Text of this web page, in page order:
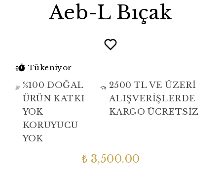
Aeb-L Bıçak
Tükeniyor
%100 DOĞAL
ÜRÜN KATKI
YOK
KORUYUCU
YOK
2500 TL VE ÜZERİ
ALIŞVERİŞLERDE
KARGO ÜCRETSİZ
₺ 3,500.00